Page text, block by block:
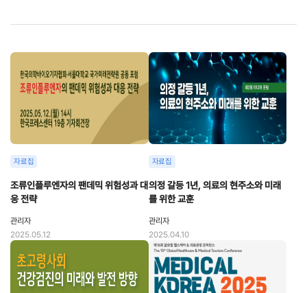
자료집
조류인플루엔자의 팬데믹 위험성과 대
응 전략
관리자
2025.05.12
자료집
의정 갈등 1년, 의료의 현주소와 미래
를 위한 교훈
관리자
2025.04.10